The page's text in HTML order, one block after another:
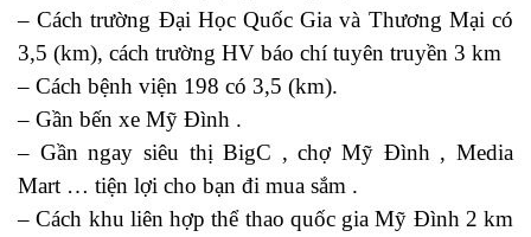
– Cách trường Đại Học Quốc Gia và Thương Mại có
3,5 (km), cách trường HV báo chí tuyên truyền 3 km
– Cách bệnh viện 198 có 3,5 (km).
– Gần bến xe Mỹ Đình .
– Gần ngay siêu thị BigC , chợ Mỹ Đình , Media
Mart … tiện lợi cho bạn đi mua sắm .
– Cách khu liên hợp thể thao quốc gia Mỹ Đình 2 km